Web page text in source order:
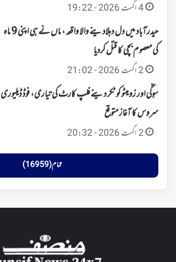
4 اگست 2026 - 19:22
حیدرآباد میں دل دہلادینے والا واقعہ، ماں نے ہی اپنی 9 ماہ
کی معصوم بچی کا قتل کردیا
2 اگست 2026 - 21:02
سوِگّی اور زومیٹو کو ٹکر دینے فلپ کارٹ کی تیاری، فوڈ ڈیلیوری
سروس کا آغاز متوقع
2 اگست 2026 - 20:32
تمام (16959)